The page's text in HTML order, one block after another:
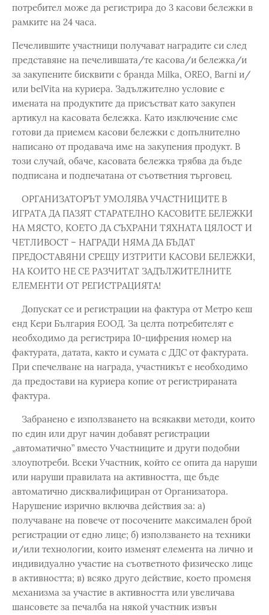
потребител може да регистрира до 3 касови бележки в
рамките на 24 часа.
Печелившите участници получават наградите си след
представяне на печелившата/те касова/и бележка/и
за закупените бисквити с бранда Milka, OREO, Barni и/
или belVita на куриера. Задължително условие е
имената на продуктите да присъстват като закупен
артикул на касовата бележка. Като изключение сме
готови да приемем касови бележки с допълнително
написано от продавача име на закупения продукт. В
този случай, обаче, касовата бележка трябва да бъде
подписана и подпечатана от съответния търговец.
ОРГАНИЗАТОРЪТ УМОЛЯВА УЧАСТНИЦИТЕ В
ИГРАТА ДА ПАЗЯТ СТАРАТЕЛНО КАСОВИТЕ БЕЛЕЖКИ
НА МЯСТО, КОЕТО ДА СЪХРАНИ ТЯХНАТА ЦЯЛОСТ И
ЧЕТЛИВОСТ – НАГРАДИ НЯМА ДА БЪДАТ
ПРЕДОСТАВЯНИ СРЕЩУ ИЗТРИТИ КАСОВИ БЕЛЕЖКИ,
НА КОИТО НЕ СЕ РАЗЧИТАТ ЗАДЪЛЖИТЕЛНИТЕ
ЕЛЕМЕНТИ ОТ РЕГИСТРАЦИЯТА!
Допускат се и регистрации на фактура от Метро кеш
енд Кери България ЕООД. За целта потребителят е
необходимо да регистрира 10-цифрения номер на
фактурата, датата, както и сумата с ДДС от фактурата.
При спечелване на награда, участникът е необходимо
да предостави на куриера копие от регистрираната
фактура.
Забранено е използването на всякакви методи, които
по един или друг начин добавят регистрации
„автоматично” вместо Участниците и други подобни
злоупотреби. Всеки Участник, който се опита да наруши
или наруши правилата на активността, ще бъде
автоматично дисквалифициран от Организатора.
Нарушение изрично включва действия за: а)
получаване на повече от посочените максимален брой
регистрации от едно лице; б) използването на техники
и/или технологии, които изменят елемента на лично и
индивидуално участие на съответното физическо лице
в активността; в) всяко друго действие, което променя
механизма за участие в активността или увеличава
шансовете за печалба на някой участник извън